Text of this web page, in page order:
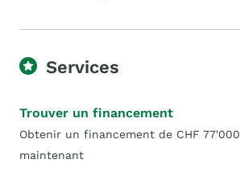
Services
Trouver un financement
Obtenir un financement de CHF 77'000
maintenant